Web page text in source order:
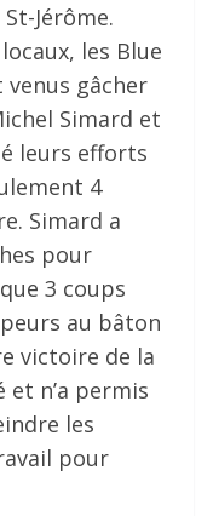
Jérôme.
les Blue
gâcher
Simard et
leurs efforts
4
Simard a
pour
3 coups
au bâton
victoire de la
et n’a permis
les
pour